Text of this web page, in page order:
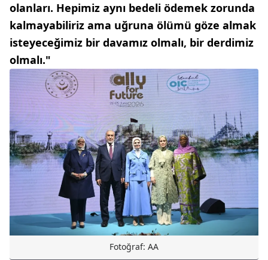
olanları. Hepimiz aynı bedeli ödemek zorunda
kalmayabiliriz ama uğruna ölümü göze almak
isteyeceğimiz bir davamız olmalı, bir derdimiz
olmalı."
Fotoğraf: AA